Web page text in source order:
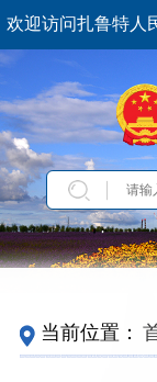
欢迎访问扎鲁特人
当前位置：
府信息公开